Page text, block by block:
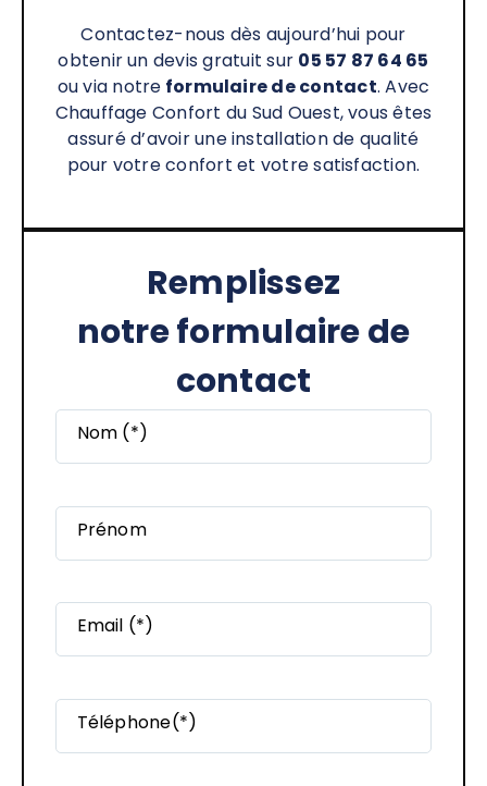
Contactez-nous dès aujourd’hui pour
obtenir un devis gratuit sur 05 57 87 64 65
ou via notre formulaire de contact. Avec
Chauffage Confort du Sud Ouest, vous êtes
assuré d’avoir une installation de qualité
pour votre confort et votre satisfaction.
Remplissez
notre formulaire de
contact
Nom (*)
Prénom
Email (*)
Téléphone(*)